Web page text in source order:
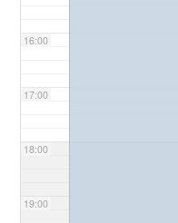
16:00
17:00
18:00
19:00